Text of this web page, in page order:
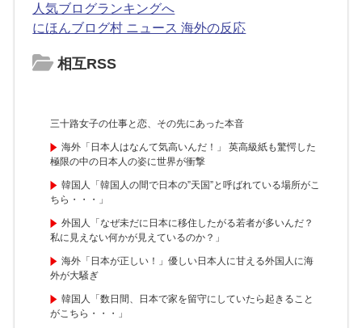
人気ブログランキングへ
にほんブログ村 ニュース 海外の反応
相互RSS
三十路女子の仕事と恋、その先にあった本音
海外「日本人はなんて気高いんだ！」 英高級紙も驚愕した
極限の中の日本人の姿に世界が衝撃
韓国人「韓国人の間で日本の”天国”と呼ばれている場所がこ
ちら・・・」
外国人「なぜ未だに日本に移住したがる若者が多いんだ？
私に見えない何かが見えているのか？」
海外「日本が正しい！」優しい日本人に甘える外国人に海
外が大騒ぎ
韓国人「数日間、日本で家を留守にしていたら起きること
がこちら・・・」